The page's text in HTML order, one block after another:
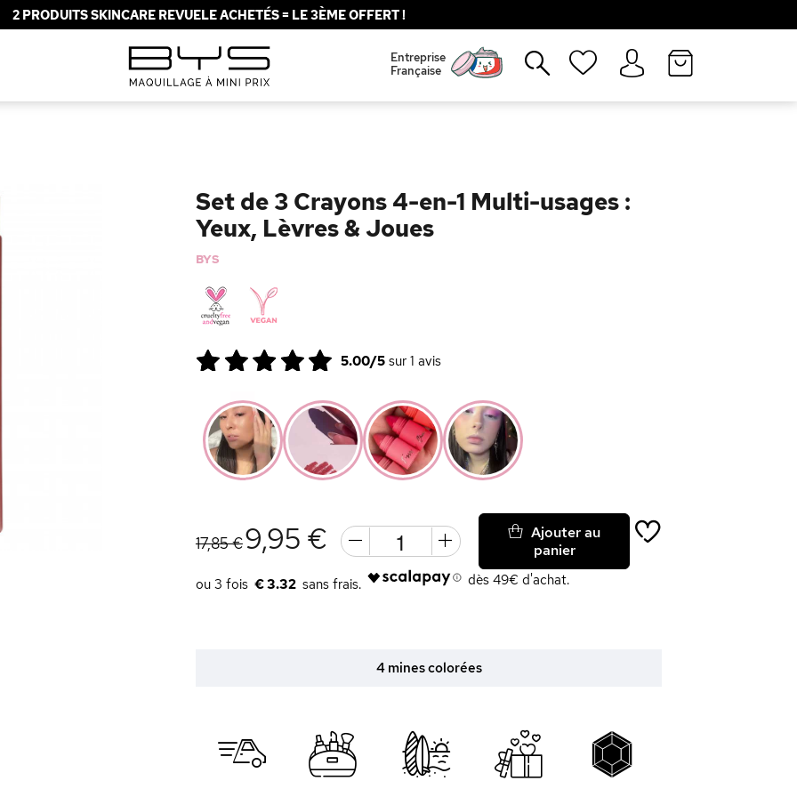
2 PRODUITS SKINCARE REVUELE ACHETÉS = LE 3ÈME OFFERT !
Entreprise
Française
Set de 3 Crayons 4-en-1 Multi-usages :
Yeux, Lèvres & Joues
BYS
5.00/5sur 1 avis
17,85 €9,95 €
€ 3.32 dès 49€ d'achat.
Ajouter au
panier
4 mines colorées